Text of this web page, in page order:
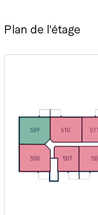
Plan de l'étage